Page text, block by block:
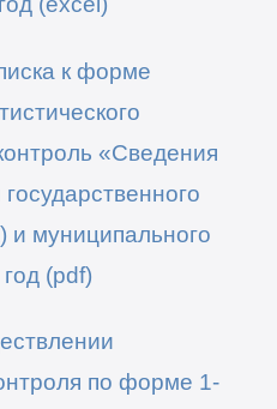
к форме
«Сведения
и муниципального
(pdf)
по форме 1-